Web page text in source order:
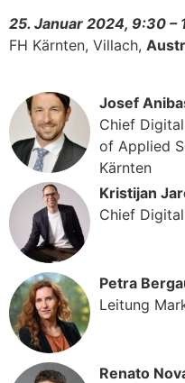
25. Januar 2024, 9:30 –
FH Kärnten, Villach,
Josef
Chief
of Applied
Kärnten
Kristijan
Chief
Petra
Leitung
Renato